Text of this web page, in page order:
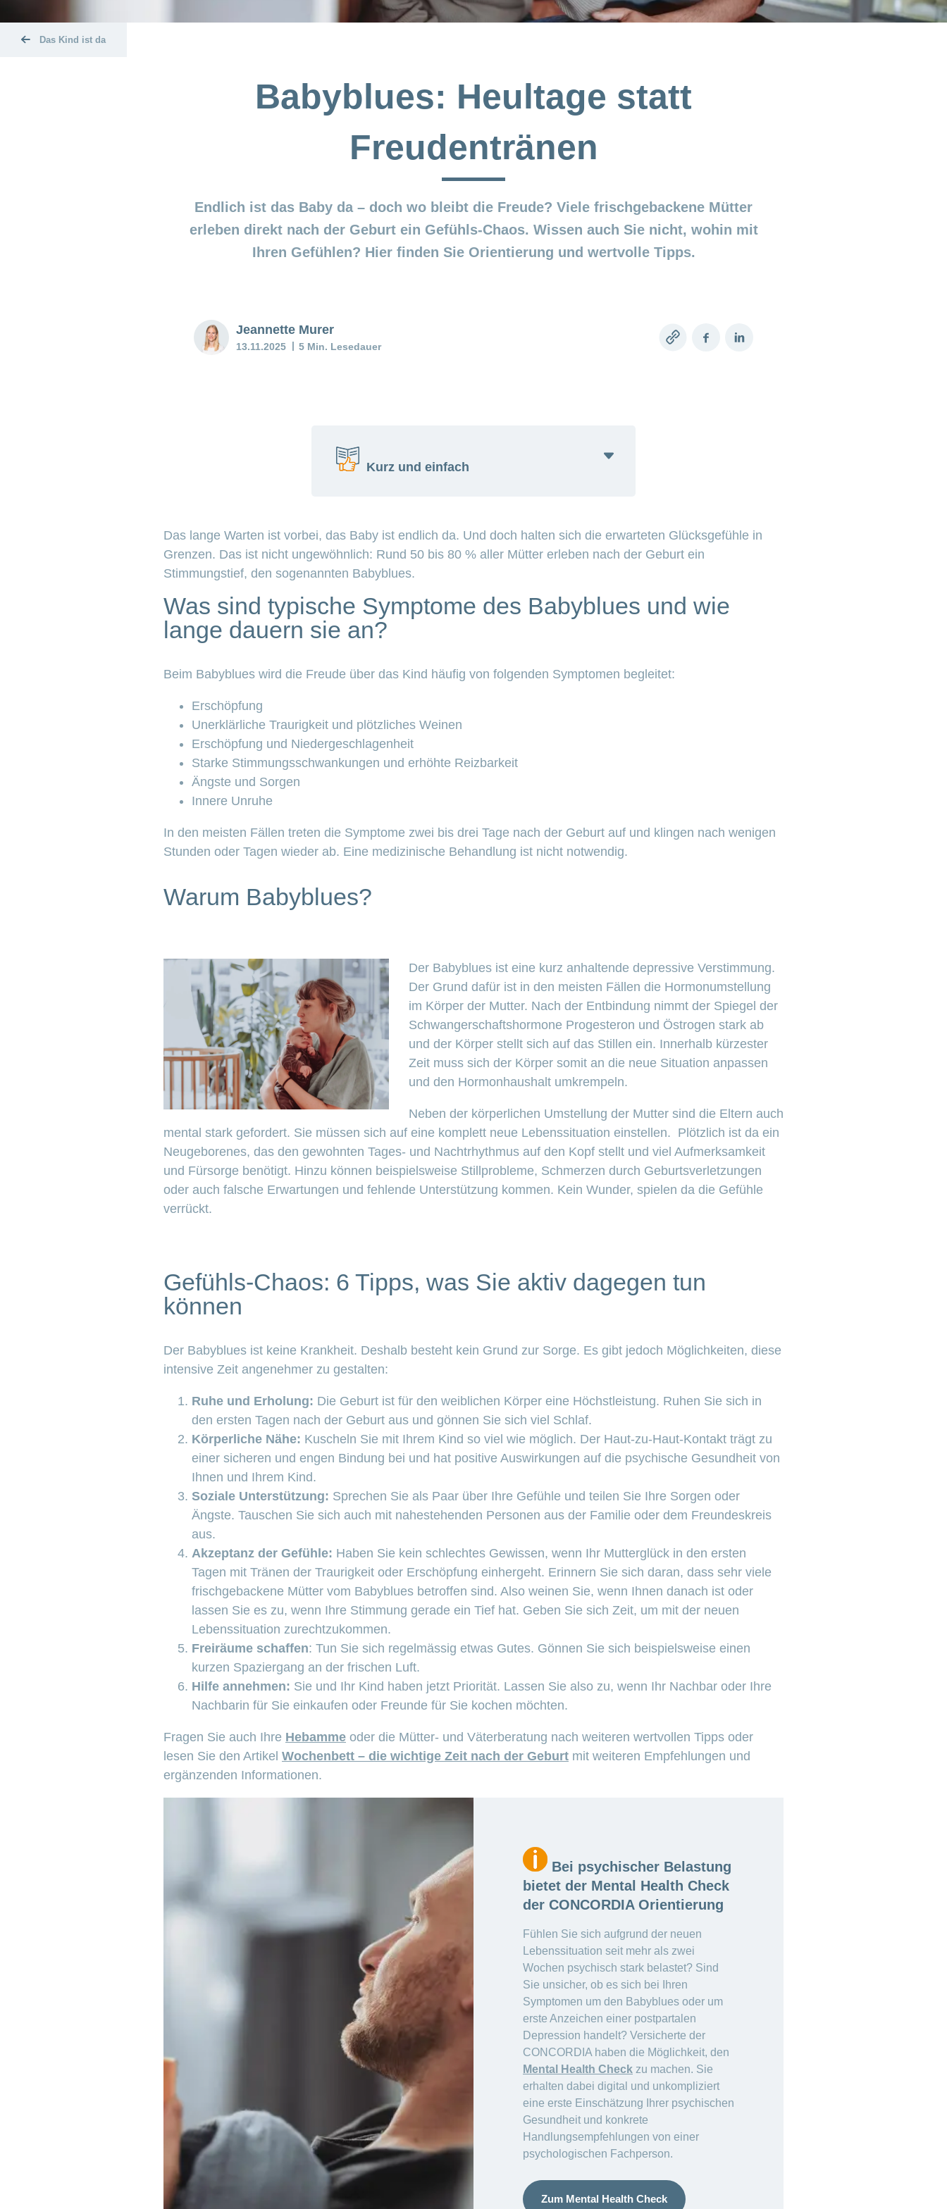
Das Kind ist da
Babyblues: Heultage statt
Freudentränen
Endlich ist das Baby da – doch wo bleibt die Freude? Viele frischgebackene Mütter
erleben direkt nach der Geburt ein Gefühls-Chaos. Wissen auch Sie nicht, wohin mit
Ihren Gefühlen? Hier finden Sie Orientierung und wertvolle Tipps.
Jeannette Murer
13.11.2025 5 Min. Lesedauer
Copy
FacebookLinkedIn
Kurz und einfach
Viele Mütter sind nach der Geburt traurig.
Das heisst Babyblues.
Es dauert meist nur wenige Tage.
Ruhen Sie sich aus und lassen Sie sich helfen.
Das lange Warten ist vorbei, das Baby ist endlich da. Und doch halten sich die erwarteten Glücksgefühle in
Grenzen. Das ist nicht ungewöhnlich: Rund 50 bis 80 % aller Mütter erleben nach der Geburt ein
Stimmungstief, den sogenannten Babyblues.
Was sind typische Symptome des Babyblues und wie
lange dauern sie an?
Beim Babyblues wird die Freude über das Kind häufig von folgenden Symptomen begleitet:
Erschöpfung
Unerklärliche Traurigkeit und plötzliches Weinen
Erschöpfung und Niedergeschlagenheit
Starke Stimmungsschwankungen und erhöhte Reizbarkeit
Ängste und Sorgen
Innere Unruhe
In den meisten Fällen treten die Symptome zwei bis drei Tage nach der Geburt auf und klingen nach wenigen
Stunden oder Tagen wieder ab. Eine medizinische Behandlung ist nicht notwendig.
Warum Babyblues?
Der Babyblues ist eine kurz anhaltende depressive Verstimmung.
Der Grund dafür ist in den meisten Fällen die Hormonumstellung
im Körper der Mutter. Nach der Entbindung nimmt der Spiegel der
Schwangerschaftshormone Progesteron und Östrogen stark ab
und der Körper stellt sich auf das Stillen ein. Innerhalb kürzester
Zeit muss sich der Körper somit an die neue Situation anpassen
und den Hormonhaushalt umkrempeln.
Neben der körperlichen Umstellung der Mutter sind die Eltern auch
mental stark gefordert. Sie müssen sich auf eine komplett neue Lebenssituation einstellen. Plötzlich ist da ein
Neugeborenes, das den gewohnten Tages- und Nachtrhythmus auf den Kopf stellt und viel Aufmerksamkeit
und Fürsorge benötigt. Hinzu können beispielsweise Stillprobleme, Schmerzen durch Geburtsverletzungen
oder auch falsche Erwartungen und fehlende Unterstützung kommen. Kein Wunder, spielen da die Gefühle
verrückt.
Gefühls-Chaos: 6 Tipps, was Sie aktiv dagegen tun
können
Der Babyblues ist keine Krankheit. Deshalb besteht kein Grund zur Sorge. Es gibt jedoch Möglichkeiten, diese
intensive Zeit angenehmer zu gestalten:
Ruhe und Erholung: Die Geburt ist für den weiblichen Körper eine Höchstleistung. Ruhen Sie sich in
den ersten Tagen nach der Geburt aus und gönnen Sie sich viel Schlaf.
Körperliche Nähe: Kuscheln Sie mit Ihrem Kind so viel wie möglich. Der Haut-zu-Haut-Kontakt trägt zu
einer sicheren und engen Bindung bei und hat positive Auswirkungen auf die psychische Gesundheit von
Ihnen und Ihrem Kind.
Soziale Unterstützung: Sprechen Sie als Paar über Ihre Gefühle und teilen Sie Ihre Sorgen oder
Ängste. Tauschen Sie sich auch mit nahestehenden Personen aus der Familie oder dem Freundeskreis
aus.
Akzeptanz der Gefühle: Haben Sie kein schlechtes Gewissen, wenn Ihr Mutterglück in den ersten
Tagen mit Tränen der Traurigkeit oder Erschöpfung einhergeht. Erinnern Sie sich daran, dass sehr viele
frischgebackene Mütter vom Babyblues betroffen sind. Also weinen Sie, wenn Ihnen danach ist oder
lassen Sie es zu, wenn Ihre Stimmung gerade ein Tief hat. Geben Sie sich Zeit, um mit der neuen
Lebenssituation zurechtzukommen.
Freiräume schaffen: Tun Sie sich regelmässig etwas Gutes. Gönnen Sie sich beispielsweise einen
kurzen Spaziergang an der frischen Luft.
Hilfe annehmen: Sie und Ihr Kind haben jetzt Priorität. Lassen Sie also zu, wenn Ihr Nachbar oder Ihre
Nachbarin für Sie einkaufen oder Freunde für Sie kochen möchten.
Fragen Sie auch Ihre Hebamme oder die Mütter- und Väterberatung nach weiteren wertvollen Tipps oder
lesen Sie den Artikel Wochenbett – die wichtige Zeit nach der Geburt mit weiteren Empfehlungen und
ergänzenden Informationen.
Bei psychischer Belastung
bietet der Mental Health Check
der CONCORDIA Orientierung
Fühlen Sie sich aufgrund der neuen
Lebenssituation seit mehr als zwei
Wochen psychisch stark belastet? Sind
Sie unsicher, ob es sich bei Ihren
Symptomen um den Babyblues oder um
erste Anzeichen einer postpartalen
Depression handelt? Versicherte der
CONCORDIA haben die Möglichkeit, den
Mental Health Check zu machen. Sie
erhalten dabei digital und unkompliziert
eine erste Einschätzung Ihrer psychischen
Gesundheit und konkrete
Handlungsempfehlungen von einer
psychologischen Fachperson.
Zum Mental Health Check